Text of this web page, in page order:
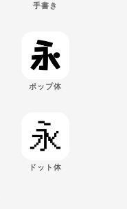
手書き
ポップ体
ドット体